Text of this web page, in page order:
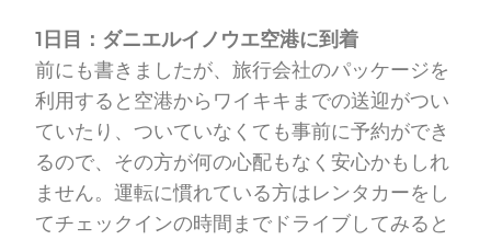
1日目：ダニエルイノウエ空港に到着
前にも書きましたが、旅行会社のパッケージを
利用すると空港からワイキキまでの送迎がつい
ていたり、ついていなくても事前に予約ができ
るので、その方が何の心配もなく安心かもしれ
ません。運転に慣れている方はレンタカーをし
てチェックインの時間までドライブしてみると